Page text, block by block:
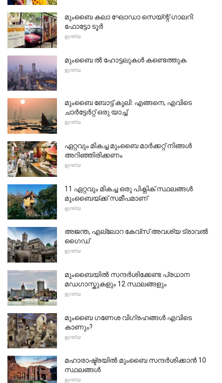
മുംബൈ കലാ ഘോഡാ സെയ്ന്റ് ഗാലറി:
ഫോട്ടോ ടൂർ
ഇന്ത്യ
മുംബൈ ൽ ഹോട്ടലുകൾ കണ്ടെത്തുക
ഇന്ത്യ
മുംബൈ ബോട്ട് കൂലി: എങ്ങനെ, എവിടെ
ചാർട്ടേർറ്റ് ഒരു യാച്ച്
ഇന്ത്യ
ഏറ്റവും മികച്ച മുംബൈ മാർക്കറ്റ് നിങ്ങൾ
അറിഞ്ഞിരിക്കണം
ഇന്ത്യ
11 ഏറ്റവും മികച്ച ഒരു പിക്നിക് സ്ഥലങ്ങൾ
മുംബൈയ്ക്ക് സമീപമാണ്
ഇന്ത്യ
അജന്ത, എല്ലോറ കേവ്സ് അവശ്യ ട്രാവൽ
ഗൈഡ്
ഇന്ത്യ
മുംബൈയിൽ സന്ദർശിക്കേണ്ട പ്രധാന
മഡഗാസ്കുകളും 12 സ്ഥലങ്ങളും
ഇന്ത്യ
മുംബൈ ഗണേശ വിഗ്രഹങ്ങൾ എവിടെ
കാണും?
ഇന്ത്യ
മഹാരാഷ്ട്രയിൽ മുംബൈ സന്ദർശിക്കാൻ 10
സ്ഥലങ്ങൾ
ഇന്ത്യ